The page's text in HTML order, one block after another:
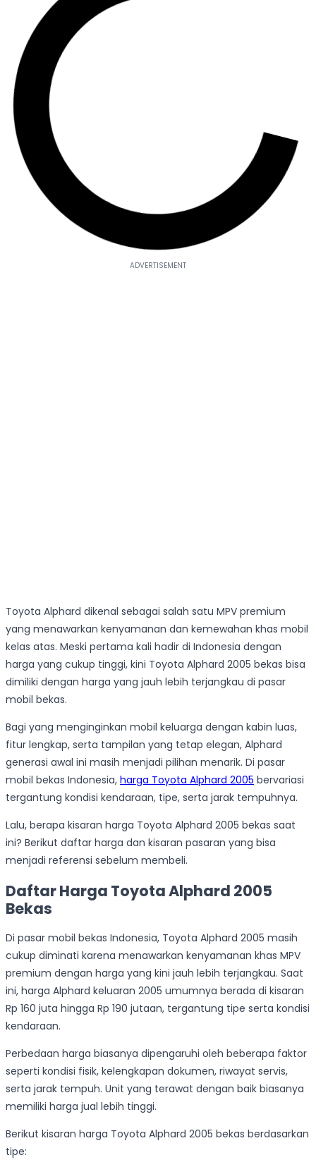
Toyota Alphard dikenal sebagai salah satu MPV premium
yang menawarkan kenyamanan dan kemewahan khas mobil
kelas atas. Meski pertama kali hadir di Indonesia dengan
harga yang cukup tinggi, kini Toyota Alphard 2005 bekas bisa
dimiliki dengan harga yang jauh lebih terjangkau di pasar
mobil bekas.
Bagi yang menginginkan mobil keluarga dengan kabin luas,
fitur lengkap, serta tampilan yang tetap elegan, Alphard
generasi awal ini masih menjadi pilihan menarik. Di pasar
mobil bekas Indonesia, harga Toyota Alphard 2005 bervariasi
tergantung kondisi kendaraan, tipe, serta jarak tempuhnya.
Lalu, berapa kisaran harga Toyota Alphard 2005 bekas saat
ini? Berikut daftar harga dan kisaran pasaran yang bisa
menjadi referensi sebelum membeli.
Daftar Harga Toyota Alphard 2005
Bekas
Di pasar mobil bekas Indonesia, Toyota Alphard 2005 masih
cukup diminati karena menawarkan kenyamanan khas MPV
premium dengan harga yang kini jauh lebih terjangkau. Saat
ini, harga Alphard keluaran 2005 umumnya berada di kisaran
Rp 160 juta hingga Rp 190 jutaan, tergantung tipe serta kondisi
kendaraan.
Perbedaan harga biasanya dipengaruhi oleh beberapa faktor
seperti kondisi fisik, kelengkapan dokumen, riwayat servis,
serta jarak tempuh. Unit yang terawat dengan baik biasanya
memiliki harga jual lebih tinggi.
Berikut kisaran harga Toyota Alphard 2005 bekas berdasarkan
tipe: